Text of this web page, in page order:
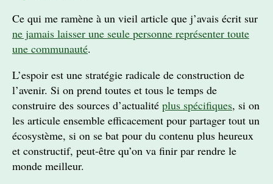
Ce qui me ramène à un vieil article que j’avais écrit sur
ne jamais laisser une seule personne représenter toute
une communauté.
L’espoir est une stratégie radicale de construction de
l’avenir. Si on prend toutes et tous le temps de
construire des sources d’actualité plus spécifiques, si on
les articule ensemble efficacement pour partager tout un
écosystème, si on se bat pour du contenu plus heureux
et constructif, peut-être qu’on va finir par rendre le
monde meilleur.